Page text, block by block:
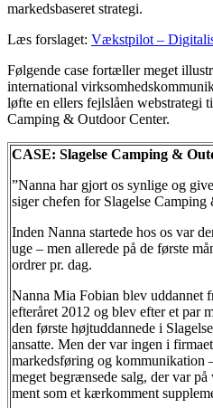
markedsbaseret strategi.
Læs forslaget: Vækstpilot –
Følgende case fortæller meget
international
løfte en ellers fejlslåen webstrategi
Camping & Outdoor Center.
CASE: Slagelse Camping &
”Nanna har gjort os synlige og
siger chefen for Slagelse
Inden Nanna startede hos os var
uge – men allerede på de første
ordrer pr. dag.
Nanna Mia Fobian blev uddannet
efteråret 2012 og blev efter et par
den første højtuddannede i
ansatte. Men der var ingen i
markedsføring og kommunikation
meget begrænsede salg, der var
ment som et kærkomment